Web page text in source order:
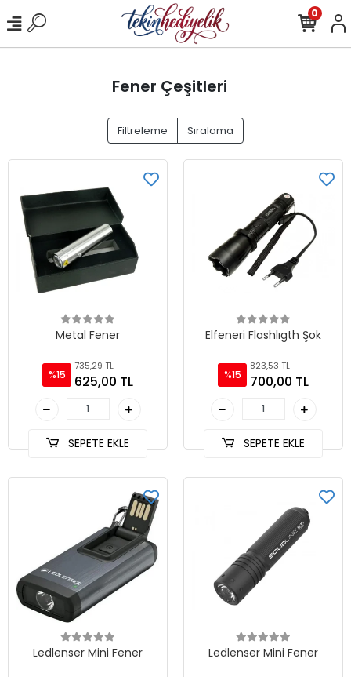
0
Fener Çeşitleri
Filtreleme Sıralama
Metal Fener
%15
735,29 TL
625,00 TL
SEPETE EKLE
Elfeneri Flashlıgth Şok
%15
823,53 TL
700,00 TL
SEPETE EKLE
Ledlenser Mini Fener Ledlenser Mini Fener